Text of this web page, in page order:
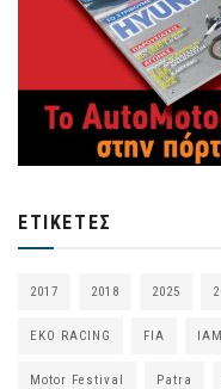
ΕΤΙΚΈΤΕΣ
2017 2018 2025
EKO RACING FIA
Motor Festival Patra